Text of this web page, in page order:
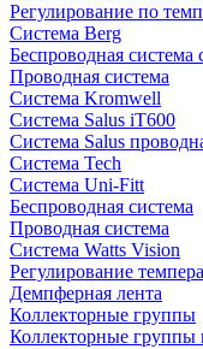
Регулирование по
Система Berg
Беспроводная система
Проводная система
Система Kromwell
Система Salus iT600
Система Salus
Система Tech
Система Uni-Fitt
Беспроводная система
Проводная система
Система Watts Vision
Регулирование
Демпферная лента
Коллекторные группы
Коллекторные группы